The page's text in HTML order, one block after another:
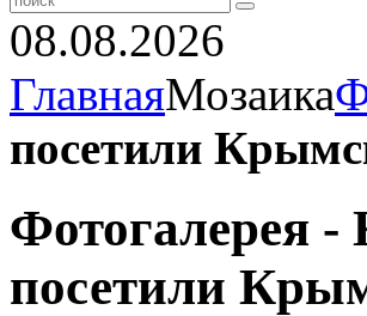
08.08.2026
ГлавнаяМозаика
посетили
Фотогалерея -
посетили